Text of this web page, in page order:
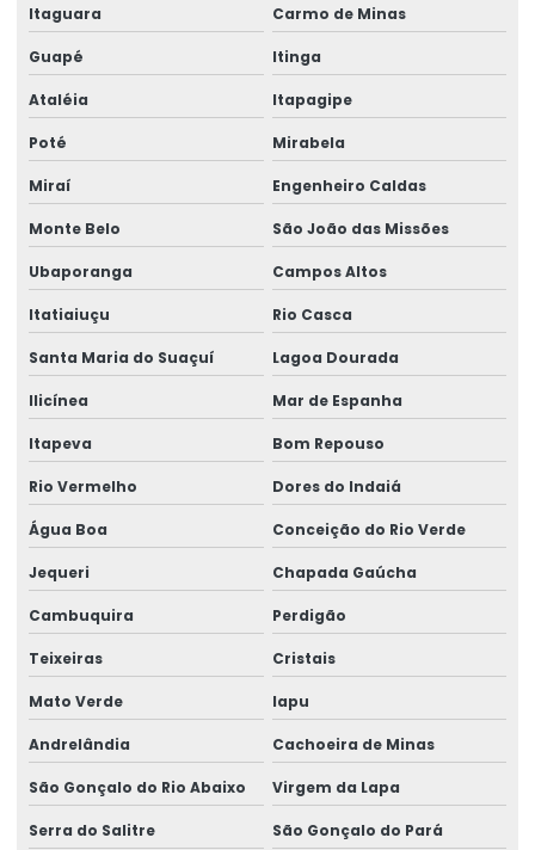
Itaguara Carmo de Minas
Guapé Itinga
Ataléia Itapagipe
Poté Mirabela
Miraí Engenheiro Caldas
Monte Belo São João das Missões
Ubaporanga Campos Altos
Itatiaiuçu Rio Casca
Santa Maria do Suaçuí Lagoa Dourada
Ilicínea Mar de Espanha
Itapeva Bom Repouso
Rio Vermelho Dores do Indaiá
Água Boa Conceição do Rio Verde
Jequeri Chapada Gaúcha
Cambuquira Perdigão
Teixeiras Cristais
Mato Verde Iapu
Andrelândia Cachoeira de Minas
São Gonçalo do Rio Abaixo Virgem da Lapa
Serra do Salitre São Gonçalo do Pará